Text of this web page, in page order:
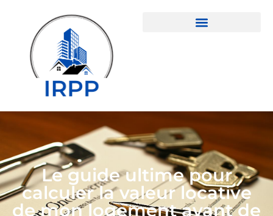
Le guide ultime pour
calculer la valeur locative
de mon logement avant de